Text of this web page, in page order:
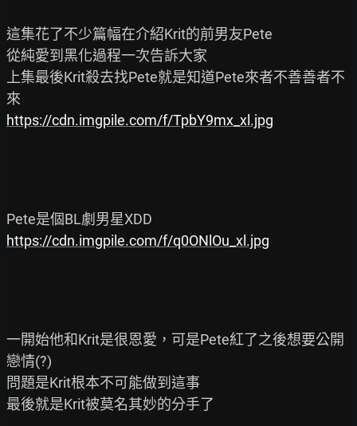
這集花了不少篇幅在介紹Krit的前男友Pete
從純愛到黑化過程一次告訴大家
上集最後Krit殺去找Pete就是知道Pete來者不善善者不
https://cdn.imgpile.com/f/TpbY9mx_xl.jpg
https://cdn.imgpile.com/f/q0ONlOu_xl.jpg
一開始他和Krit是很恩愛，可是Pete紅了之後想要公開
戀情(?)
問題是Krit根本不可能做到這事
最後就是Krit被莫名其妙的分手了